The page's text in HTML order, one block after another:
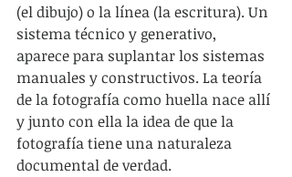
(el dibujo) o la línea (la escritura). Un
sistema técnico y generativo,
aparece para suplantar los sistemas
manuales y constructivos. La teoría
de la fotografía como huella nace allí
y junto con ella la idea de que la
fotografía tiene una naturaleza
documental de verdad.